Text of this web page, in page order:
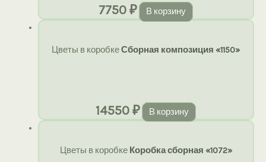
7750₽ В корзину
Цветы в коробкеСборная композиция «1150»
14550₽ В корзину
Цветы в коробке Коробка сборная «1072»